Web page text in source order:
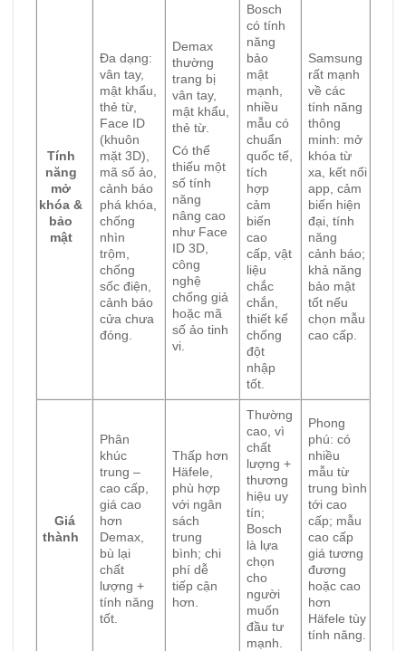
Tính
năng
mở
khóa &
bảo
mật
Đa dạng:
vân tay,
mật khẩu,
thẻ từ,
Face ID
(khuôn
mặt 3D),
mã số ảo,
cảnh báo
phá khóa,
chống
nhìn
trộm,
chống
sốc điện,
cảnh báo
cửa chưa
đóng.
Demax
thường
trang bị
vân tay,
mật khẩu,
thẻ từ.
Có thể
thiếu một
số tính
năng
nâng cao
như Face
ID 3D,
công
nghệ
chống giả
hoặc mã
số ảo tinh
vi.
Bosch
có tính
năng
bảo
mật
mạnh,
nhiều
mẫu có
chuẩn
quốc tế,
tích
hợp
cảm
biến
cao
cấp, vật
liệu
chắc
chắn,
thiết kế
chống
đột
nhập
tốt.
Samsung
rất mạnh
về các
tính năng
thông
minh: mở
khóa từ
xa, kết nối
app, cảm
biến hiện
đại, tính
năng
cảnh báo;
khả năng
bảo mật
tốt nếu
chọn mẫu
cao cấp.
Giá
thành
Phân
khúc
trung –
cao cấp,
giá cao
hơn
Demax,
bù lại
chất
lượng +
tính năng
tốt.
Thấp hơn
Häfele,
phù hợp
với ngân
sách
trung
bình; chi
phí dễ
tiếp cận
hơn.
Thường
cao, vì
chất
lượng +
thương
hiệu uy
tín;
Bosch
là lựa
chọn
cho
người
muốn
đầu tư
mạnh.
Phong
phú: có
nhiều
mẫu từ
trung bình
tới cao
cấp; mẫu
cao cấp
giá tương
đương
hoặc cao
hơn
Häfele tùy
tính năng.